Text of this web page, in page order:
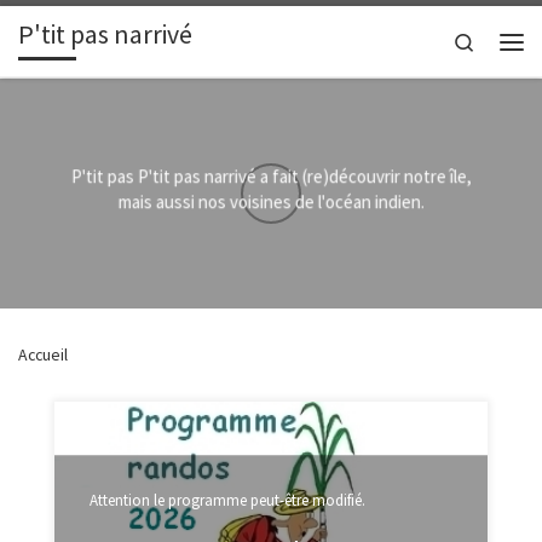
Passer au contenu
P'tit pas narrivé
Search
P'tit pas P'tit pas narrivé a fait (re)découvrir notre île,
mais aussi nos voisines de l'océan indien.
Accueil
Attention le programme peut-être modifié.